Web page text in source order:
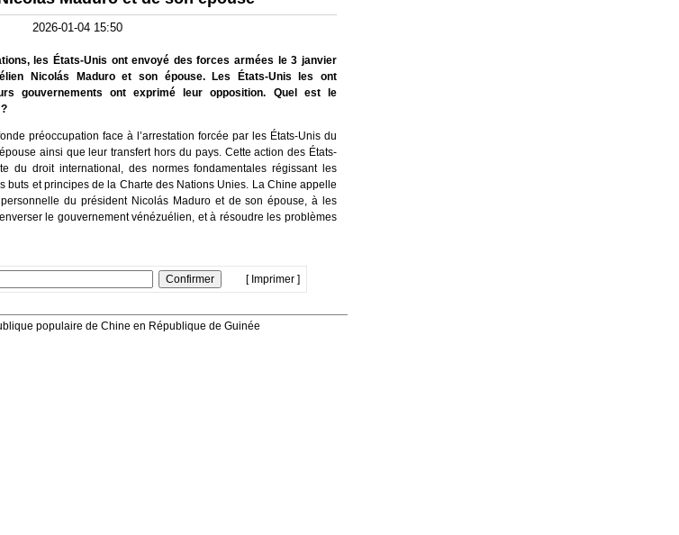
2026-01-04 15:50
les États-Unis ont envoyé des forces armées le 3 janvier
Nicolás Maduro et son épouse. Les États-Unis les ont
gouvernements ont exprimé leur opposition. Quel est le
préoccupation face à l’arrestation forcée par les États-Unis du
ainsi que leur transfert hors du pays. Cette action des États-
du droit international, des normes fondamentales régissant les
buts et principes de la Charte des Nations Unies. La Chine appelle
du président Nicolás Maduro et de son épouse, à les
le gouvernement vénézuélien, et à résoudre les problèmes
[ Imprimer ]
populaire de Chine en République de Guinée